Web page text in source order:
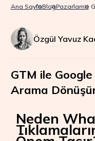
Ana SayfaBlogPazarlama
Özgül Yavuz
GTM ile
Arama
Neden